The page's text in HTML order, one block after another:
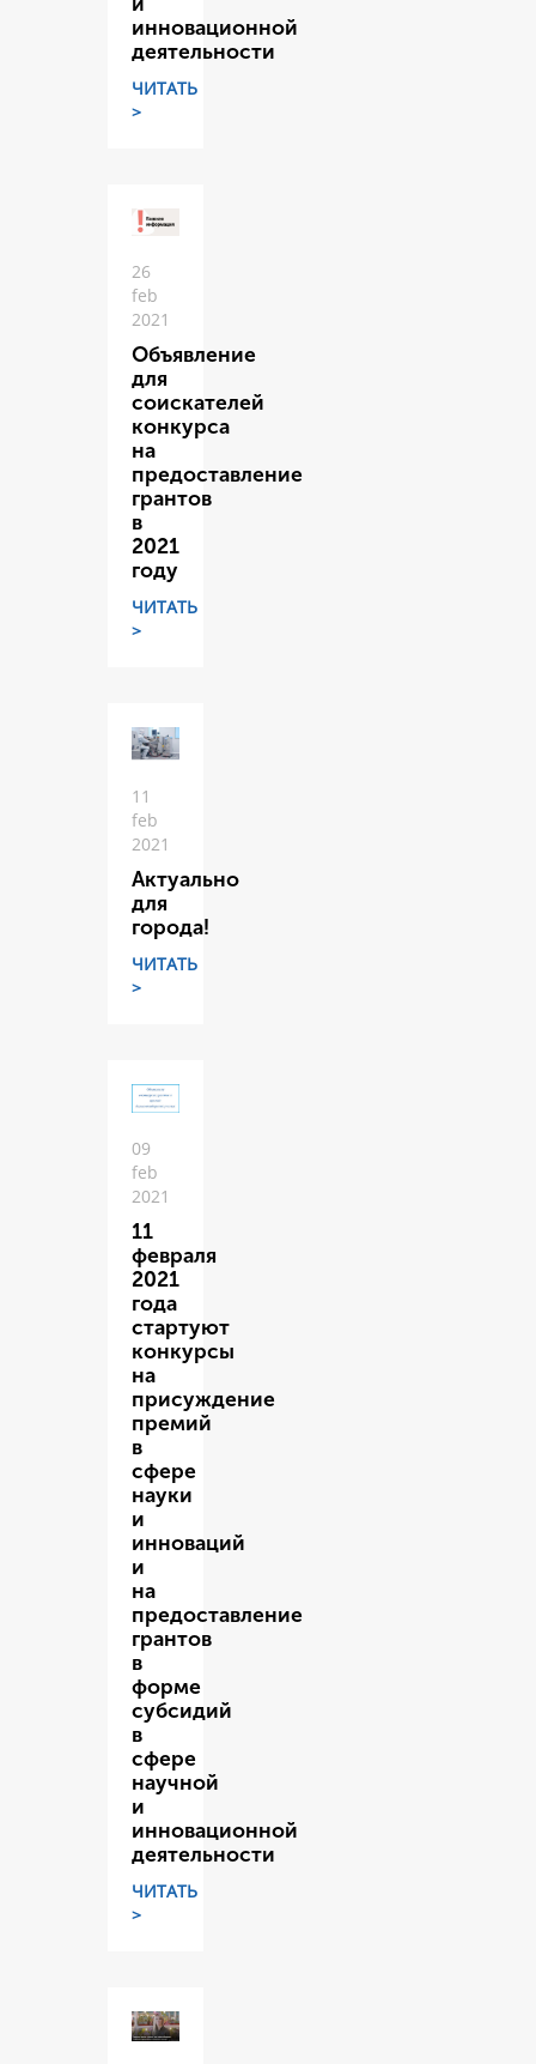
инновационной
деятельности
ЧИТАТЬ
>
26
feb
2021
Объявление
для
соискателей
конкурса
на
предоставление
грантов
в
2021
году
ЧИТАТЬ
>
11
feb
2021
Актуально
для
города!
ЧИТАТЬ
>
09
feb
2021
11
февраля
2021
года
стартуют
конкурсы
на
присуждение
премий
в
сфере
науки
и
инноваций
и
на
предоставление
грантов
в
форме
субсидий
в
сфере
научной
и
инновационной
деятельности
ЧИТАТЬ
>